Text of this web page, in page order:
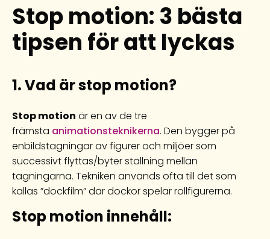
Stop motion: 3 bästa
tipsen för att lyckas
1. Vad är stop motion?
Stop motion är en av de tre
främsta animationsteknikerna. Den bygger på
enbildstagningar av figurer och miljöer som
successivt flyttas/byter ställning mellan
tagningarna. Tekniken används ofta till det som
kallas ”dockfilm” där dockor spelar rollfigurerna.
Stop motion innehåll: